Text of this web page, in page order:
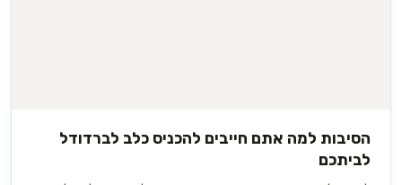
הסיבות למה אתם חייבים להכניס כלב לברדודל
לביתכם